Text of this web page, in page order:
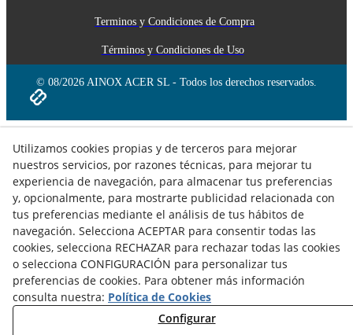
Terminos y Condiciones de Compra
Términos y Condiciones de Uso
© 08/2026 AINOX ACER SL - Todos los derechos reservados.
Utilizamos cookies propias y de terceros para mejorar
nuestros servicios, por razones técnicas, para mejorar tu
experiencia de navegación, para almacenar tus preferencias
y, opcionalmente, para mostrarte publicidad relacionada con
tus preferencias mediante el análisis de tus hábitos de
navegación. Selecciona ACEPTAR para consentir todas las
cookies, selecciona RECHAZAR para rechazar todas las cookies
o selecciona CONFIGURACIÓN para personalizar tus
preferencias de cookies. Para obtener más información
consulta nuestra: Política de Cookies
Configurar